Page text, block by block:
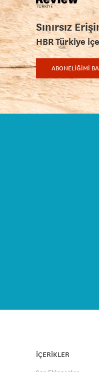
Sınırsız
HBR Türkiye
ABONELİĞİMİ
İÇERİKLER